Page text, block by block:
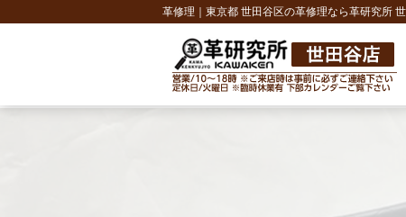
革修理｜東京都 世田谷区の革修理なら革研究所